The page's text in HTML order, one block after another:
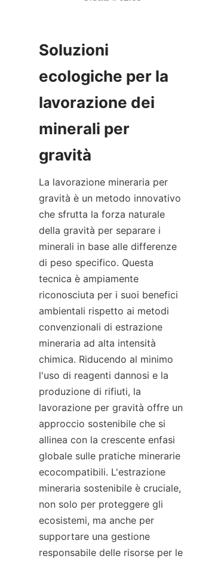
Soluzioni
ecologiche per la
lavorazione dei
minerali per
La lavorazione mineraria per
gravità è un metodo innovativo
che sfrutta la forza naturale
della gravità per separare i
minerali in base alle differenze
di peso specifico. Questa
tecnica è ampiamente
riconosciuta per i suoi benefici
ambientali rispetto ai metodi
convenzionali di estrazione
mineraria ad alta intensità
chimica. Riducendo al minimo
l'uso di reagenti dannosi e la
produzione di rifiuti, la
lavorazione per gravità offre un
approccio sostenibile che si
allinea con la crescente enfasi
globale sulle pratiche minerarie
ecocompatibili. L'estrazione
mineraria sostenibile è cruciale,
non solo per proteggere gli
ecosistemi, ma anche per
supportare una gestione
responsabile delle risorse per le